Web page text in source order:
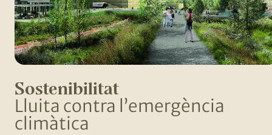
Sostenibilitat
Lluita contra l’emergència
climàtica